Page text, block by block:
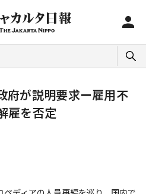
府が説明要求ー雇用不
雇を否定